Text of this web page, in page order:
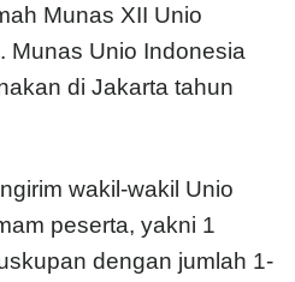
Munas XII Unio
Munas Unio Indonesia
di Jakarta tahun
wakil-wakil Unio
peserta, yakni 1
dengan jumlah 1-